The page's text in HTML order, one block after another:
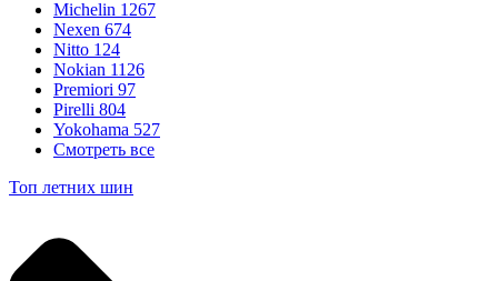
Michelin 1267
Nexen 674
Nitto 124
Nokian 1126
Premiori 97
Pirelli 804
Yokohama 527
Смотреть все
Топ летних шин